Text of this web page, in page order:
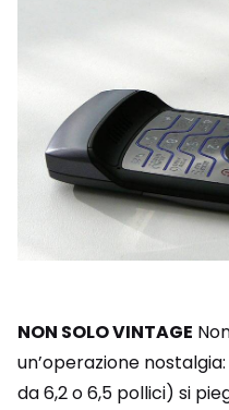
NON SOLO VINTAGE
un’operazione
da 6,2 o 6,5 pollici) si